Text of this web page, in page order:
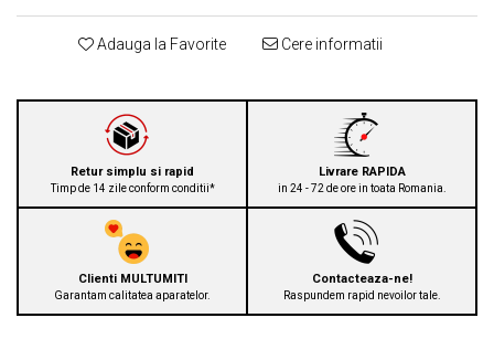
Adauga la Favorite Cere informatii
Retur simplu si rapid
Timp de 14 zile conform conditii*
Livrare RAPIDA
in 24 - 72 de ore in toata Romania.
Clienti MULTUMITI
Garantam calitatea aparatelor.
Contacteaza-ne!
Raspundem rapid nevoilor tale.